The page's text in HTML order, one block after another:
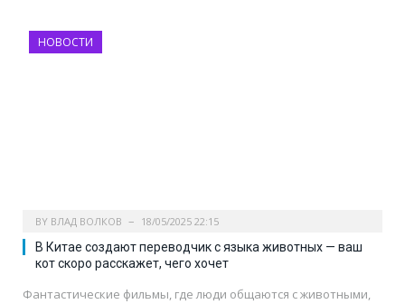
НОВОСТИ
BY ВЛАД ВОЛКОВ 18/05/2025 22:15
В Китае создают переводчик с языка животных — ваш
кот скоро расскажет, чего хочет
Фантастические фильмы, где люди общаются с животными,